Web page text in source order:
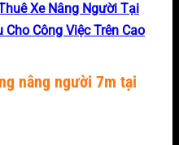
Xe Nâng Người Tại
Công Việc Trên Cao
nâng người 7m tại